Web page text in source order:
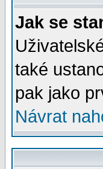
Jak se
také
pak jako
Návrat